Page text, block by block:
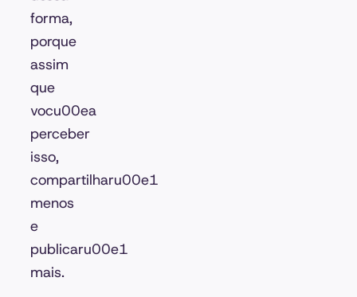
forma,
porque
assim
que
vocu00ea
perceber
isso,
compartilharu00e1
menos
e
publicaru00e1
mais.